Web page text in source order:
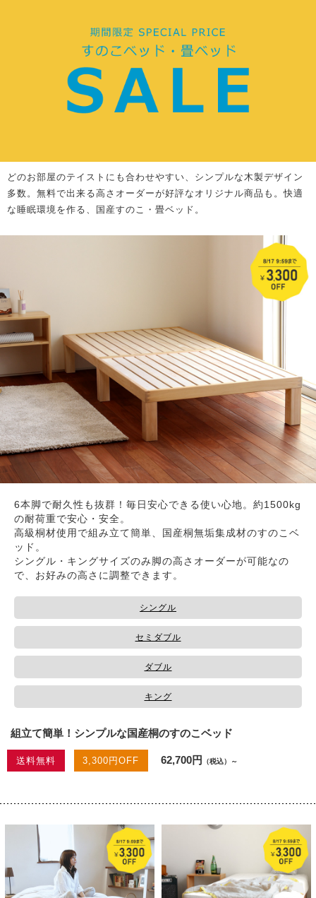
どのお部屋のテイストにも合わせやすい、シンプルな木製デザイン
多数。無料で出来る高さオーダーが好評なオリジナル商品も。快適
な睡眠環境を作る、国産すのこ・畳ベッド。
6本脚で耐久性も抜群！毎日安心できる使い心地。約1500kg
の耐荷重で安心・安全。
高級桐材使用で組み立て簡単、国産桐無垢集成材のすのこベ
ッド。
シングル・キングサイズのみ脚の高さオーダーが可能なの
で、お好みの高さに調整できます。
シングル
セミダブル
ダブル
キング
組立て簡単！シンプルな国産桐のすのこベッド
送料無料 3,300円OFF 62,700円 （税込）～